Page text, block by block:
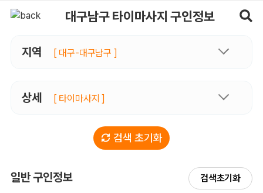
대구남구 타이마사지 구인정보
지역 [ 대구-대구남구 ]
상세 [ 타이마사지 ]
검색 초기화
일반 구인정보 검색초기화